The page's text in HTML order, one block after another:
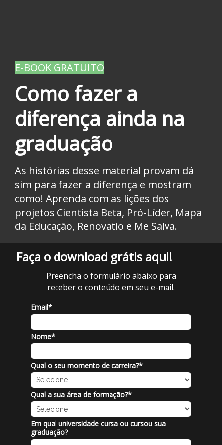
E-BOOK GRATUITO
Como fazer a
diferença ainda na
graduação
As histórias desse material provam dá
sim para fazer a diferença e mostram
como! Aprenda com as lições dos
projetos Cientista Beta, Pró-Líder, Mapa
da Educação, Renovatio e Me Salva.
Faça o download grátis aqui!
Preencha o formulário abaixo para
receber o conteúdo em seu e-mail.
Email*
Nome*
Qual o seu momento de carreira?*
Qual a sua área de formação?*
Em qual universidade cursa ou cursou sua
graduação?